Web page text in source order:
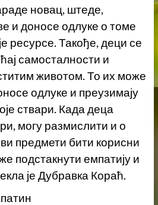
новац, штеде,
и доносе одлуке о томе
ресурсе. Такође, деци се
самосталности и
животом. То их може
одлуке и преузимају
ствари. Када деца
могу размислити и о
предмети бити корисни
подстакнути емпатију и
је Дубравка Кораћ.